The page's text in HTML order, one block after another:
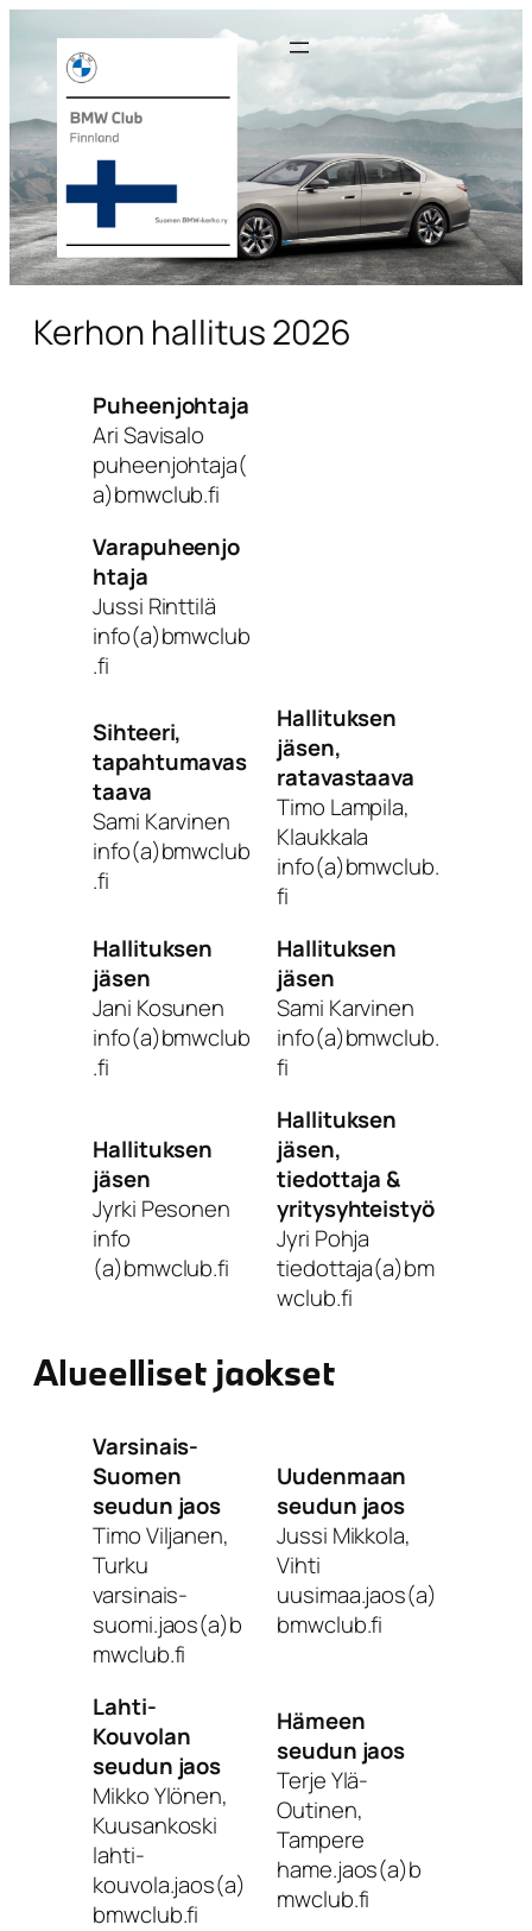
Kerhon hallitus 2026
Puheenjohtaja
Ari Savisalo
puheenjohtaja(
a)bmwclub.fi
Varapuheenjo
htaja
Jussi Rinttilä
info(a)bmwclub
.fi
Sihteeri,
tapahtumavas
taava
Sami Karvinen
info(a)bmwclub
.fi
Hallituksen
jäsen,
ratavastaava
Timo Lampila,
Klaukkala
info(a)bmwclub.
fi
Hallituksen
jäsen
Jani Kosunen
info(a)bmwclub
.fi
Hallituksen
jäsen
Sami Karvinen
info(a)bmwclub.
fi
Hallituksen
jäsen
Jyrki Pesonen
info
(a)bmwclub.fi
Hallituksen
jäsen,
tiedottaja &
yritysyhteistyö
Jyri Pohja
tiedottaja(a)bm
wclub.fi
Alueelliset jaokset
Varsinais-
Suomen
seudun jaos
Timo Viljanen,
Turku
varsinais-
suomi.jaos(a)b
mwclub.fi
Uudenmaan
seudun jaos
Jussi Mikkola,
Vihti
uusimaa.jaos(a)
bmwclub.fi
Lahti-
Kouvolan
seudun jaos
Mikko Ylönen,
Kuusankoski
lahti-
kouvola.jaos(a)
bmwclub.fi
Hämeen
seudun jaos
Terje Ylä-
Outinen,
Tampere
hame.jaos(a)b
mwclub.fi